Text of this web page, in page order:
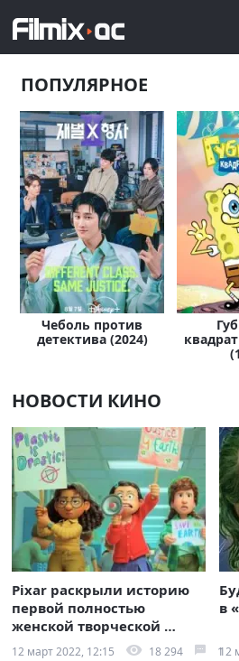
ПОПУЛЯРНОЕ
Чеболь против
детектива (2024)
НОВОСТИ КИНО
Pixar раскрыли историю
первой полностью
женской творческой
группы
12 март 2022, 12:15 18 294 1
в
12